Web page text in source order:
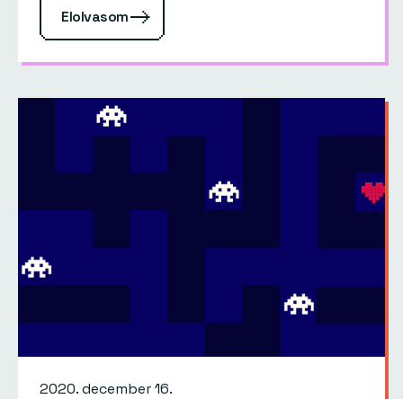
lett volna, ha már a pályám elején tisztában
vagyok.…
Elolvasom
2020. december 16.